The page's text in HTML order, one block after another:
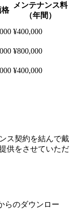
格
メンテナンス料
（年間）
¥400,000
¥800,000
¥400,000
ス契約を結んで戴
供をさせていただ
らのダウンロー